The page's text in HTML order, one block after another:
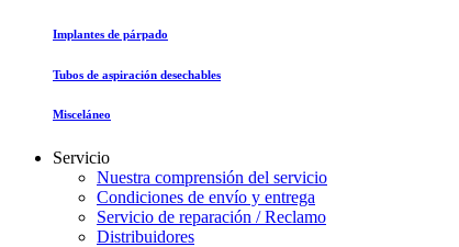
Implantes de párpado
Tubos de aspiración desechables
Misceláneo
Servicio
Nuestra comprensión del servicio
Condiciones de envío y entrega
Servicio de reparación / Reclamo
Distribuidores